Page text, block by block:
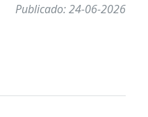
Publicado: 24-06-2026